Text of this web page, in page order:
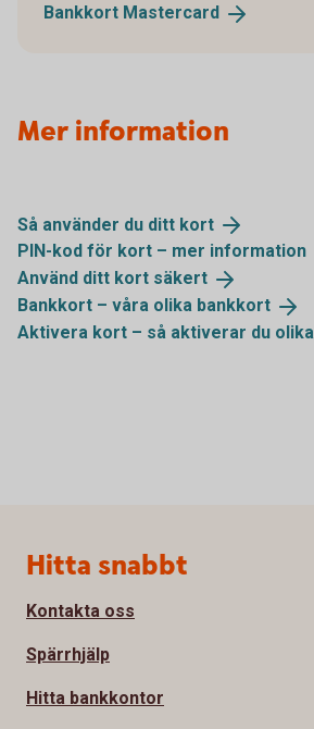
Bankkort Mastercard
Mer information
Så använder du ditt kort
PIN-kod för kort – mer information
Använd ditt kort säkert
Bankkort – våra olika bankkort
Aktivera kort – så aktiverar du olika
Sidfot
Hitta snabbt
Kontakta oss
Spärrhjälp
Hitta bankkontor